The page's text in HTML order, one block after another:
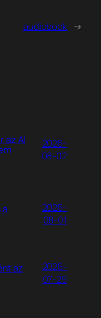
audiobook →
az AI
2026-
08-02
a
2026-
08-01
az
2026-
07-29